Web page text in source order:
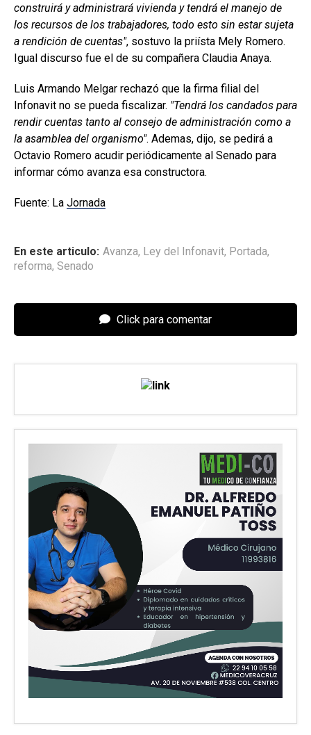
construirá y administrará vivienda y tendrá el manejo de
los recursos de los trabajadores, todo esto sin estar sujeta
a rendición de cuentas , sostuvo la priísta Mely Romero.
Igual discurso fue el de su compañera Claudia Anaya.
Luis Armando Melgar rechazó que la firma filial del
Infonavit no se pueda fiscalizar. Tendrá los candados para
rendir cuentas tanto al consejo de administración como a
la asamblea del organismo . Ademas, dijo, se pedirá a
Octavio Romero acudir periódicamente al Senado para
informar cómo avanza esa constructora.
Fuente: La Jornada
En este articulo: Avanza, Ley del Infonavit, Portada,
reforma, Senado
Click para comentar